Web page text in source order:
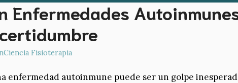
Enfermedades
Fisioterapia
enfermedad autoinmune puede ser un golpe